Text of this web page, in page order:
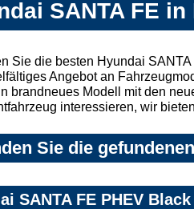
SANTA FE
Sie die besten Hyundai
Angebot an
brandneues Modell mit den
interessieren, wir
Sie die
SANTA FE PHEV